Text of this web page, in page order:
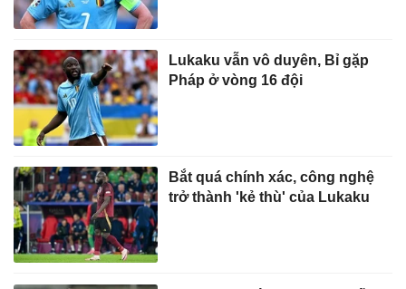
Lukaku vẫn vô duyên, Bỉ gặp
Pháp ở vòng 16 đội
Bắt quá chính xác, công nghệ
trở thành 'kẻ thù' của Lukaku